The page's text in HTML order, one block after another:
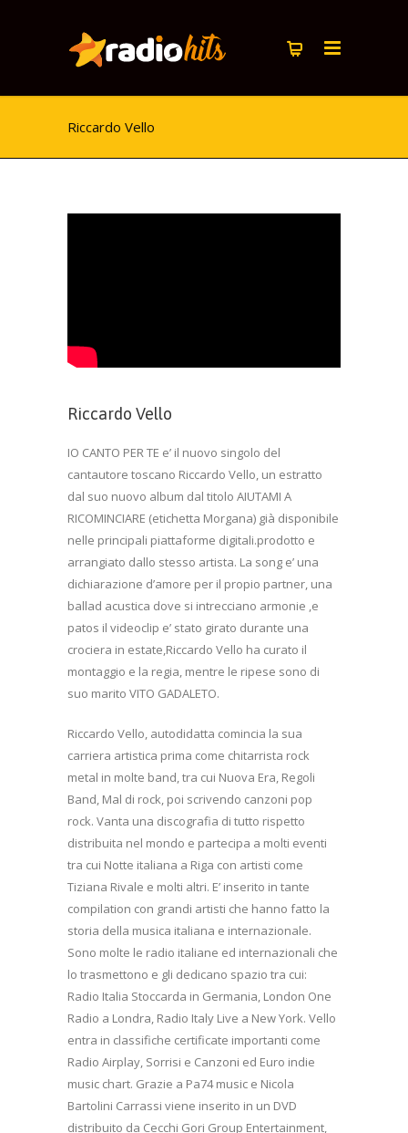
Riccardo Vello
Riccardo Vello
IO CANTO PER TE e’ il nuovo singolo del
cantautore toscano Riccardo Vello, un estratto
dal suo nuovo album dal titolo AIUTAMI A
RICOMINCIARE (etichetta Morgana) già disponibile
nelle principali piattaforme digitali.prodotto e
arrangiato dallo stesso artista. La song e’ una
dichiarazione d’amore per il propio partner, una
ballad acustica dove si intrecciano armonie ,e
patos il videoclip e’ stato girato durante una
crociera in estate,Riccardo Vello ha curato il
montaggio e la regia, mentre le ripese sono di
suo marito VITO GADALETO.
Riccardo Vello, autodidatta comincia la sua
carriera artistica prima come chitarrista rock
metal in molte band, tra cui Nuova Era, Regoli
Band, Mal di rock, poi scrivendo canzoni pop
rock. Vanta una discografia di tutto rispetto
distribuita nel mondo e partecipa a molti eventi
tra cui Notte italiana a Riga con artisti come
Tiziana Rivale e molti altri. E’ inserito in tante
compilation con grandi artisti che hanno fatto la
storia della musica italiana e internazionale.
Sono molte le radio italiane ed internazionali che
lo trasmettono e gli dedicano spazio tra cui:
Radio Italia Stoccarda in Germania, London One
Radio a Londra, Radio Italy Live a New York. Vello
entra in classifiche certificate importanti come
Radio Airplay, Sorrisi e Canzoni ed Euro indie
music chart. Grazie a Pa74 music e Nicola
Bartolini Carrassi viene inserito in un DVD
distribuito da Cecchi Gori Group Entertainment,